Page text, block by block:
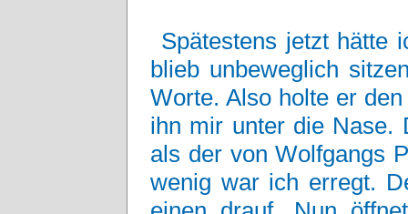
Spätestens jetzt hätte
blieb unbeweglich
Worte. Also holte er
ihn mir unter die Nase.
als der von Wolfgangs
wenig war ich erregt.